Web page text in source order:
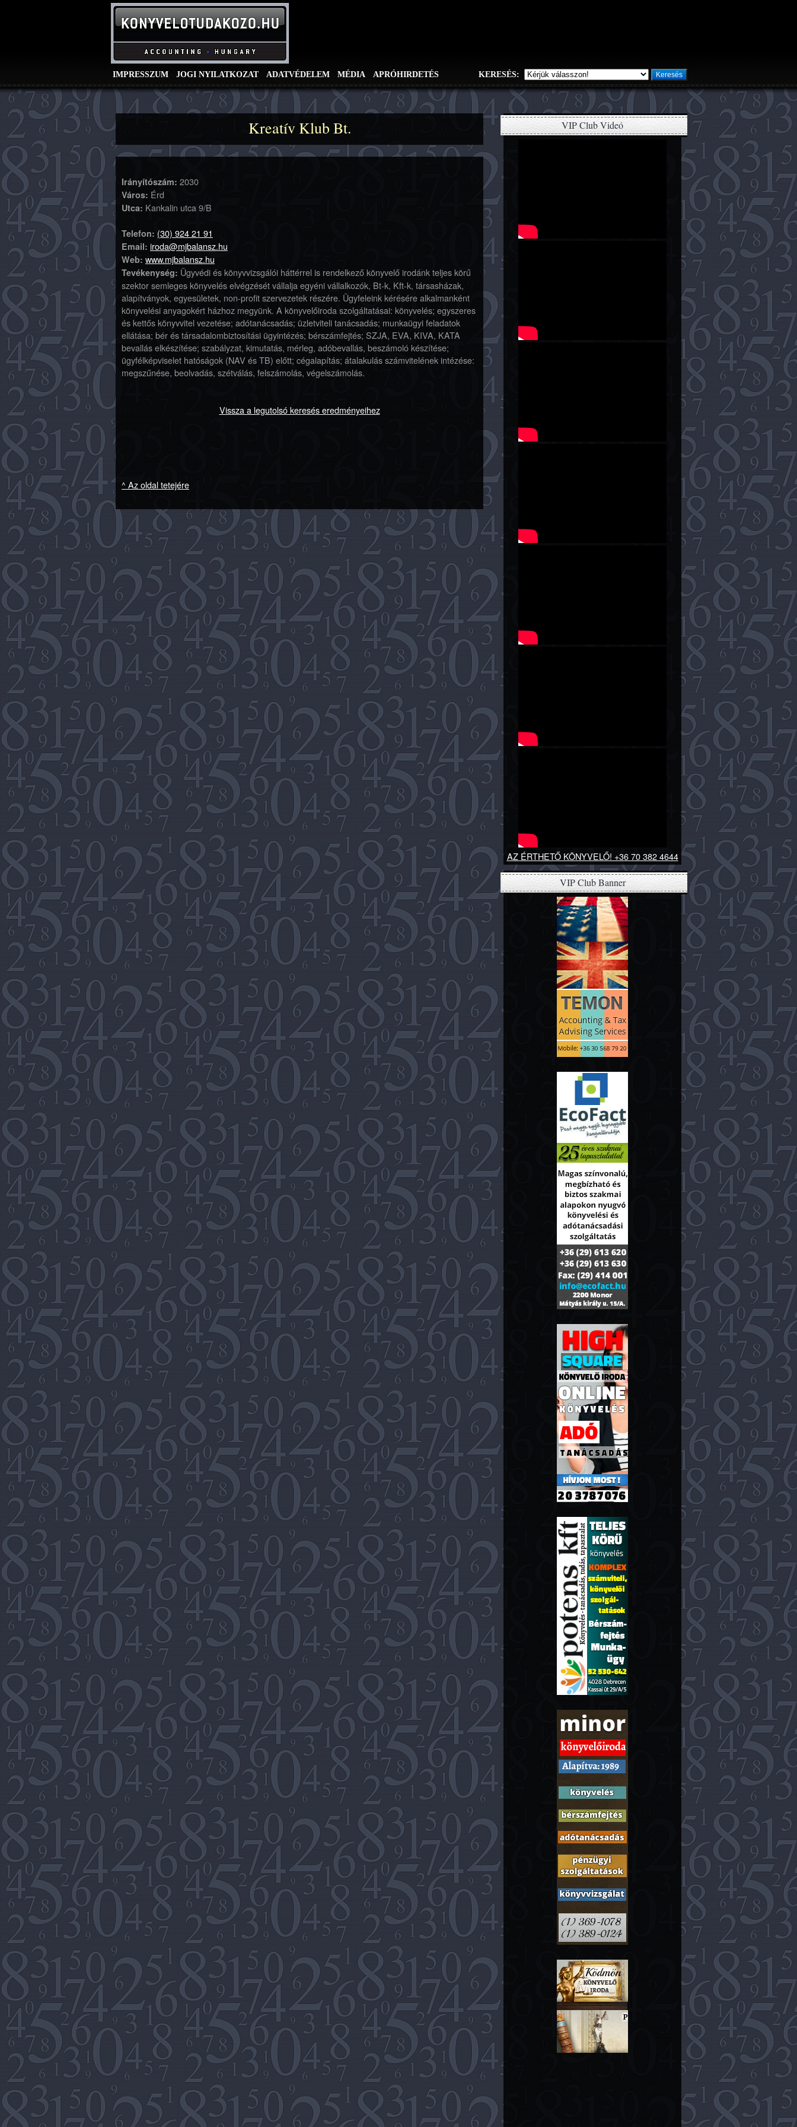
IMPRESSZUM JOGI NYILATKOZAT ADATVÉDELEM MÉDIA APRÓHIRDETÉS KERESÉS: Keresés
Kreatív Klub Bt.
Irányítószám: 2030
Város: Érd
Utca: Kankalin utca 9/B
Telefon: (30) 924 21 91
Email: iroda@mjbalansz.hu
Web: www.mjbalansz.hu
Tevékenység: Ügyvédi és könyvvizsgálói háttérrel is rendelkező könyvelő irodánk teljes körű
szektor semleges könyvelés elvégzését vállalja egyéni vállalkozók, Bt-k, Kft-k, társasházak,
alapítványok, egyesületek, non-profit szervezetek részére. Ügyfeleink kérésére alkalmanként
könyvelési anyagokért házhoz megyünk. A könyvelőiroda szolgáltatásai: könyvelés; egyszeres
és kettős könyvvitel vezetése; adótanácsadás; üzletviteli tanácsadás; munkaügyi feladatok
ellátása; bér és társadalombiztosítási ügyintézés; bérszámfejtés; SZJA, EVA, KIVA, KATA
bevallás elkészítése; szabályzat, kimutatás, mérleg, adóbevallás, beszámoló készítése;
ügyfélképviselet hatóságok (NAV és TB) előtt; cégalapítás; átalakulás számvitelének intézése:
megszűnése, beolvadás, szétválás, felszámolás, végelszámolás.
Vissza a legutolsó keresés eredményeihez
^ Az oldal tetejére
VIP Club Videó
AZ ÉRTHETŐ KÖNYVELŐ! +36 70 382 4644
VIP Club Banner